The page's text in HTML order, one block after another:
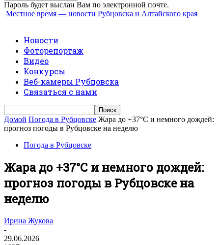
Пароль будет выслан Вам по электронной почте.
Местное время — новости Рубцовска и Алтайского края
Новости
Фоторепортаж
Видео
Конкурсы
Веб-камеры Рубцовска
Связаться с нами
Домой Погода в Рубцовске Жара до +37°С и немного дождей:
прогноз погоды в Рубцовске на неделю
Погода в Рубцовске
Жара до +37°С и немного дождей:
прогноз погоды в Рубцовске на
неделю
Ирина Жукова
-
29.06.2026